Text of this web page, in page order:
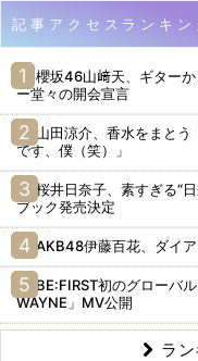
記事アクセスランキン
櫻坂46山﨑天、ギターか
ー堂々の開会宣言
山田涼介、香水をまとう
です、僕（笑）」
桜井日奈子、素すぎる“
ブック発売決定
AKB48伊藤百花、ダイア
BE:FIRST初のグローバル
WAYNE」MV公開
ラ